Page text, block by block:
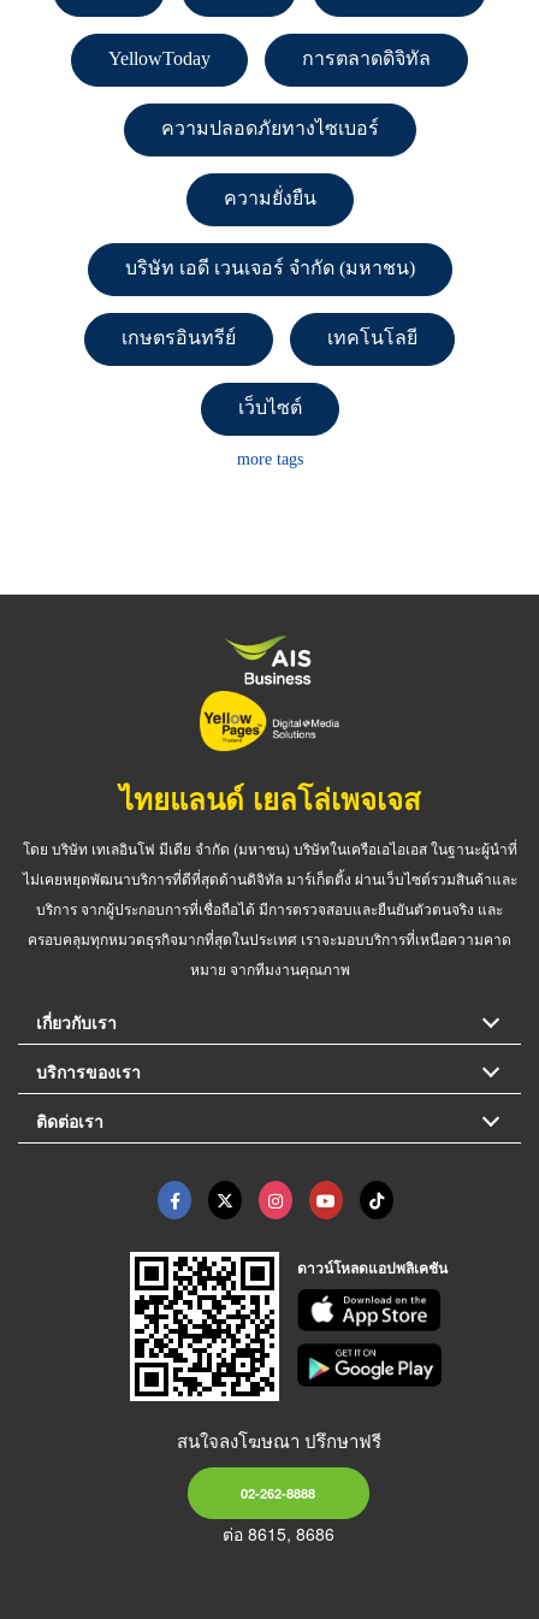
YellowToday การตลาดดิจิทัล
ความปลอดภัยทางไซเบอร์
ความยั่งยืน
บริษัท เอดี เวนเจอร์ จำกัด (มหาชน)
เกษตรอินทรีย์ เทคโนโลยี
เว็บไซต์
more tags
ไทยแลนด์ เยลโล่เพจเจส
โดย บริษัท เทเลอินโฟ มีเดีย จำกัด (มหาชน) บริษัทในเครือเอไอเอส ในฐานะผู้นำที่
ไม่เคยหยุดพัฒนาบริการที่ดีที่สุดด้านดิจิทัล มาร์เก็ตติ้ง ผ่านเว็บไซต์รวมสินค้าและ
บริการ จากผู้ประกอบการที่เชื่อถือได้ มีการตรวจสอบและยืนยันตัวตนจริง และ
ครอบคลุมทุกหมวดธุรกิจมากที่สุดในประเทศ เราจะมอบบริการที่เหนือความคาด
หมาย จากทีมงานคุณภาพ
เกี่ยวกับเรา
บริการของเรา
ติดต่อเรา
ดาวน์โหลดแอปพลิเคชัน
สนใจลงโฆษณา ปรึกษาฟรี
02-262-8888
ต่อ 8615, 8686